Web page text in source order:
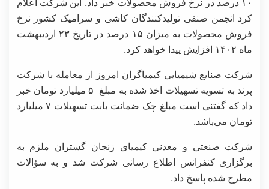
کرد انجمن صنفی تولیدکنندگان کاشی و سرامیک کشور نرخ
فروش محصولات به میزان ۱۵ درصد در تاریخ ۲۳ اردیبهشت
ماه ۱۴۰۲ افزایش پیدا خواهد کرد.
شرکت صنایع شیمیایی کیمیاگران امروز از معامله با شرکت
پرند به تسویه تسهیلات اخذ شده به مبلغ ۵ میلیارد تومان خبر
داد که گفتنی است مبلغ چک ضمانت بابت تسهیلات ۷ میلیارد
تومان می‌باشد.
شرکت صنعتی و معدنی کیمیای زنجان گستران ملزم به
برگزاری کنفرانس اطلاع رسانی شرکت شد و به سؤالات
مطرح شده پاسخ داد.